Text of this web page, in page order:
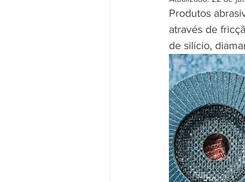
Produtos
através de
de silício,